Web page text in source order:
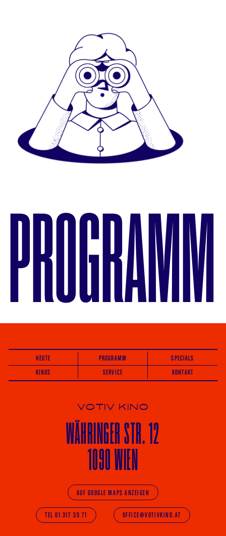
PROGRAMM
HEUTE PROGRAMM
SPECIALS
KINOS
SERVICE KONTAKT
VOTIV KINO
WÄHRINGERSTR. 12
1090 WIEN
AUF GOOGLE MAPS ANZEIGEN
TEL 01 317 35 71 OFFICE@VOTIVKINO.AT